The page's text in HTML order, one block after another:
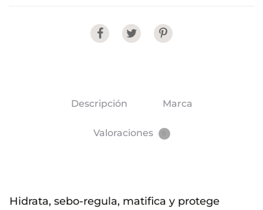
Share
Descripción Marca
Valoraciones
Hidrata, sebo-regula, matifica y protege